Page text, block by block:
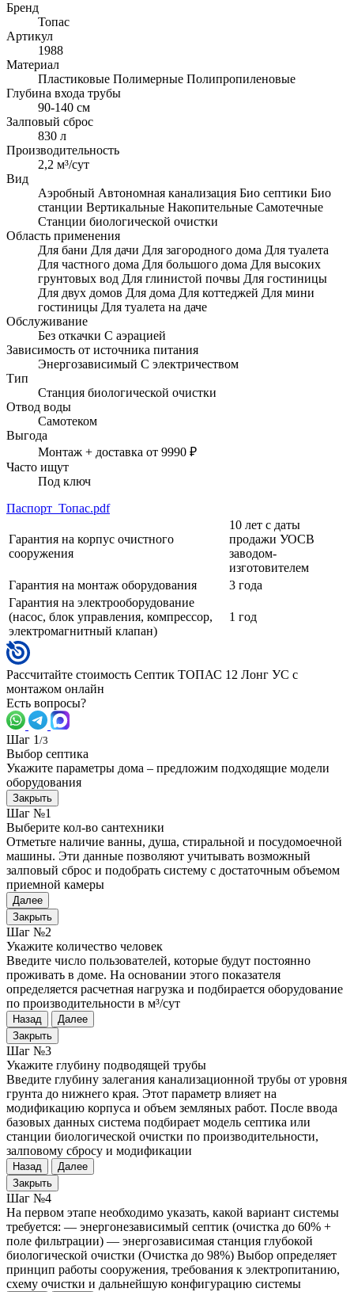
Бренд
Топас
Артикул
1988
Материал
Пластиковые Полимерные Полипропиленовые
Глубина входа трубы
90-140 см
Залповый сброс
830 л
Производительность
2,2 м³/сут
Вид
Аэробный Автономная канализация Био септики Био
станции Вертикальные Накопительные Самотечные
Станции биологической очистки
Область применения
Для бани Для дачи Для загородного дома Для туалета
Для частного дома Для большого дома Для высоких
грунтовых вод Для глинистой почвы Для гостиницы
Для двух домов Для дома Для коттеджей Для мини
гостиницы Для туалета на даче
Обслуживание
Без откачки С аэрацией
Зависимость от источника питания
Энергозависимый С электричеством
Тип
Станция биологической очистки
Отвод воды
Самотеком
Выгода
Монтаж + доставка от 9990 ₽
Часто ищут
Под ключ
Паспорт_Топас.pdf
Гарантия на корпус очистного
сооружения
10 лет с даты
продажи УОСВ
заводом-
изготовителем
Гарантия на монтаж оборудования
3 года
Гарантия на электрооборудование
(насос, блок управления, компрессор,
электромагнитный клапан)
1 год
Рассчитайте стоимость Септик ТОПАС 12 Лонг УС с
монтажом онлайн
Есть вопросы?
Шаг 1 /3
Выбор септика
Укажите параметры дома – предложим подходящие модели
оборудования
Закрыть
Шаг №1
Выберите кол-во сантехники
Отметьте наличие ванны, душа, стиральной и посудомоечной
машины. Эти данные позволяют учитывать возможный
залповый сброс и подобрать систему с достаточным объемом
приемной камеры
Далее
Закрыть
Шаг №2
Укажите количество человек
Введите число пользователей, которые будут постоянно
проживать в доме. На основании этого показателя
определяется расчетная нагрузка и подбирается оборудование
по производительности в м³/сут
Назад
Далее
Закрыть
Шаг №3
Укажите глубину подводящей трубы
Введите глубину залегания канализационной трубы от уровня
грунта до нижнего края. Этот параметр влияет на
модификацию корпуса и объем земляных работ. После ввода
базовых данных система подбирает модель септика или
станции биологической очистки по производительности,
залповому сбросу и модификации
Назад
Далее
Закрыть
Шаг №4
На первом этапе необходимо указать, какой вариант системы
требуется: — энергонезависимый септик (очистка до 60% +
поле фильтрации) — энергозависимая станция глубокой
биологической очистки (Очистка до 98%) Выбор определяет
принцип работы сооружения, требования к электропитанию,
схему очистки и дальнейшую конфигурацию системы